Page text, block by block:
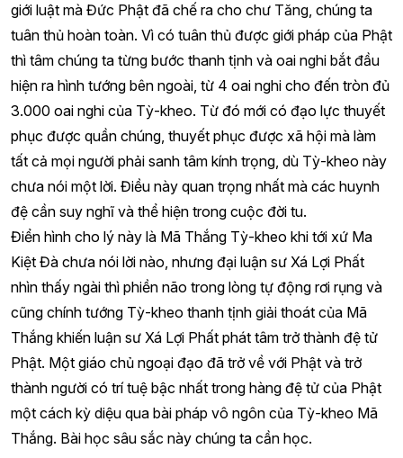
giới luật mà Đức Phật đã chế ra cho chư Tăng, chúng ta
tuân thủ hoàn toàn. Vì có tuân thủ được giới pháp của Phật
thì tâm chúng ta từng bước thanh tịnh và oai nghi bắt đầu
hiện ra hình tướng bên ngoài, từ 4 oai nghi cho đến tròn đủ
3.000 oai nghi của Tỳ-kheo. Từ đó mới có đạo lực thuyết
phục được quần chúng, thuyết phục được xã hội mà làm
tất cả mọi người phải sanh tâm kính trọng, dù Tỳ-kheo này
chưa nói một lời. Điều này quan trọng nhất mà các huynh
đệ cần suy nghĩ và thể hiện trong cuộc đời tu.
Điển hình cho lý này là Mã Thắng Tỳ-kheo khi tới xứ Ma
Kiệt Đà chưa nói lời nào, nhưng đại luận sư Xá Lợi Phất
nhìn thấy ngài thì phiền não trong lòng tự động rơi rụng và
cũng chính tướng Tỳ-kheo thanh tịnh giải thoát của Mã
Thắng khiến luận sư Xá Lợi Phất phát tâm trở thành đệ tử
Phật. Một giáo chủ ngoại đạo đã trở về với Phật và trở
thành người có trí tuệ bậc nhất trong hàng đệ tử của Phật
một cách kỳ diệu qua bài pháp vô ngôn của Tỳ-kheo Mã
Thắng. Bài học sâu sắc này chúng ta cần học.